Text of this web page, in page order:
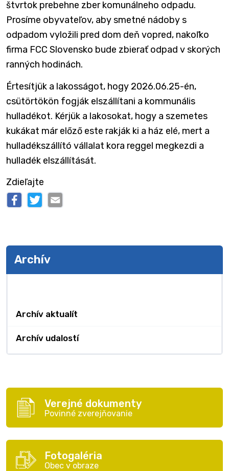
štvrtok prebehne zber komunálneho odpadu.
Prosíme obyvateľov, aby smetné nádoby s
odpadom vyložili pred dom deň vopred, nakoľko
firma FCC Slovensko bude zbierať odpad v skorých
ranných hodinách.
Értesítjük a lakosságot, hogy 2026.06.25-én,
csütörtökön fogják elszállítani a kommunális
hulladékot. Kérjük a lakosokat, hogy a szemetes
kukákat már előző este rakják ki a ház elé, mert a
hulladékszállító vállalat kora reggel megkezdi a
hulladék elszállítását.
Zdieľajte
Archív
Archív aktualít
Archív udalostí
Verejné dokumenty
Povinné zverejňovanie
Fotogaléria
Obec v obraze